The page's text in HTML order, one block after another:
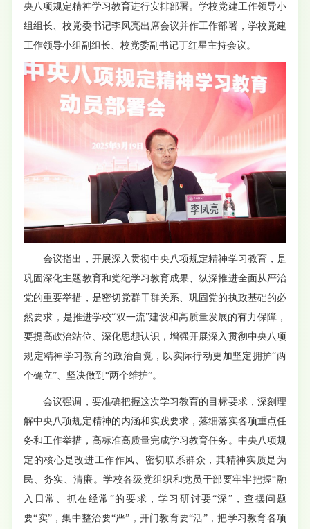
央八项规定精神学习教育进行安排部署。学校党建工作领导小
组组长、校党委书记李凤亮出席会议并作工作部署，学校党建
工作领导小组副组长、校党委副书记丁红星主持会议。
会议指出，开展深入贯彻中央八项规定精神学习教育，是
巩固深化主题教育和党纪学习教育成果、纵深推进全面从严治
党的重要举措，是密切党群干群关系、巩固党的执政基础的必
然要求，是推进学校“双一流”建设和高质量发展的有力保障，
要提高政治站位、深化思想认识，增强开展深入贯彻中央八项
规定精神学习教育的政治自觉，以实际行动更加坚定拥护“两
个确立”、坚决做到“两个维护”。
会议强调，要准确把握这次学习教育的目标要求，深刻理
解中央八项规定精神的内涵和实践要求，落细落实各项重点任
务和工作举措，高标准高质量完成学习教育任务。中央八项规
定的核心是改进工作作风、密切联系群众，其精神实质是为
民、务实、清廉。学校各级党组织和党员干部要牢牢把握“融
入日常、抓在经常”的要求，学习研讨要“深”，查摆问题
要“实”，集中整治要“严”，开门教育要“活”，把学习教育各项